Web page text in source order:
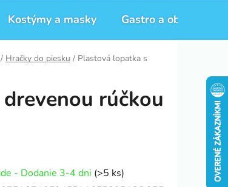
KOŠÍK
Kostýmy a masky Gastro a obaly
/ Hračky do piesku / Plastová lopatka s
rúčkou
- Dodanie 3-4 dni (>5 ks)